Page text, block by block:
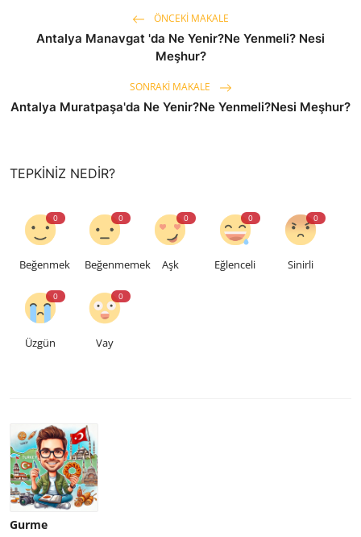
ÖNCEKI MAKALE
Antalya Manavgat 'da Ne Yenir?Ne Yenmeli? Nesi
Meşhur?
SONRAKI MAKALE
Antalya Muratpaşa'da Ne Yenir?Ne Yenmeli?Nesi Meşhur?
TEPKINIZ NEDIR?
0
Beğenmek
0
Beğenmemek
0
Aşk
0
Eğlenceli
0
Sinirli
0
Üzgün
0
Vay
Gurme